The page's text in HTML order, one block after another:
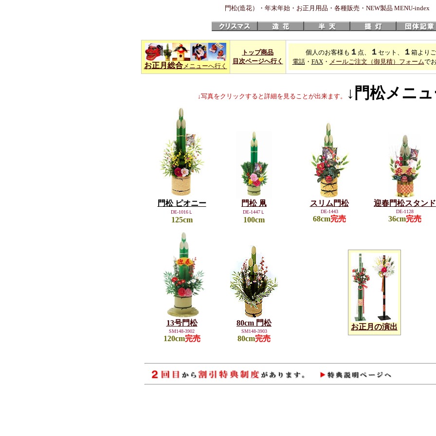
門松(造花）・年末年始・お正月用品・各種販売・NEW製品 MENU-index
お正月総合メニューへ行く
トップ商品
目次ページへ行く
個人のお客様も １ 点、 １ セット、 １ 箱より
電話・ FAX・ メールご注文（御見積）フォームで
↓写真をクリックすると詳細を見ることが出来ます。 ↓門松メニ
門松 ピオニー
DE-1016Ｌ
125cm
門松 凧
DE-1447Ｌ
100cm
スリム門松
DE-1443
68cm完売
迎春門松スタンド
DE-1128
36cm完売
13号門松
SM148-3902
120cm完売
80cm 門松
SM148-3903
80cm完売
お正月の演出